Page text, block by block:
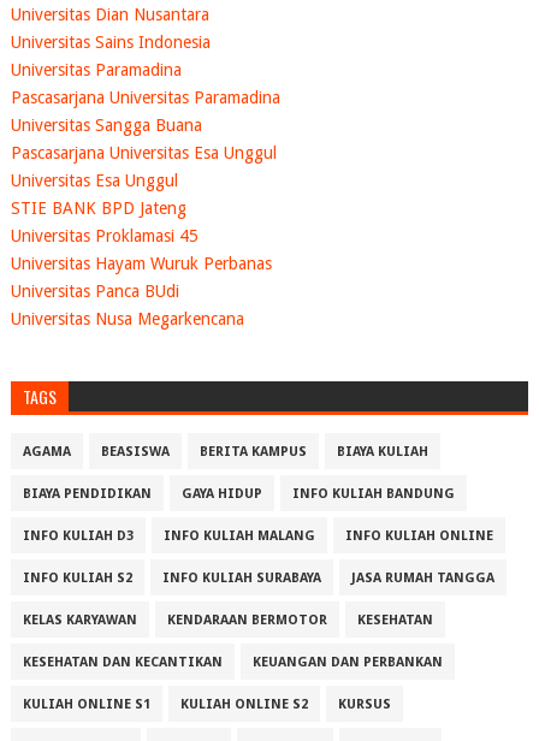
Universitas Dian Nusantara
Universitas Sains Indonesia
Universitas Paramadina
Pascasarjana Universitas Paramadina
Universitas Sangga Buana
Pascasarjana Universitas Esa Unggul
Universitas Esa Unggul
STIE BANK BPD Jateng
Universitas Proklamasi 45
Universitas Hayam Wuruk Perbanas
Universitas Panca BUdi
Universitas Nusa Megarkencana
TAGS
AGAMA BEASISWA BERITA KAMPUS BIAYA KULIAH
BIAYA PENDIDIKAN GAYA HIDUP INFO KULIAH BANDUNG
INFO KULIAH D3 INFO KULIAH MALANG INFO KULIAH ONLINE
INFO KULIAH S2 INFO KULIAH SURABAYA JASA RUMAH TANGGA
KELAS KARYAWAN KENDARAAN BERMOTOR KESEHATAN
KESEHATAN DAN KECANTIKAN KEUANGAN DAN PERBANKAN
KULIAH ONLINE S1 KULIAH ONLINE S2 KURSUS